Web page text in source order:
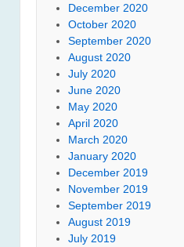
December 2020
October 2020
September 2020
August 2020
July 2020
June 2020
May 2020
April 2020
March 2020
January 2020
December 2019
November 2019
September 2019
August 2019
July 2019